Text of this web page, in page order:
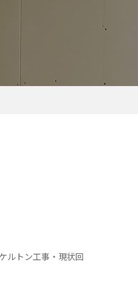
ルトン工事・現状回